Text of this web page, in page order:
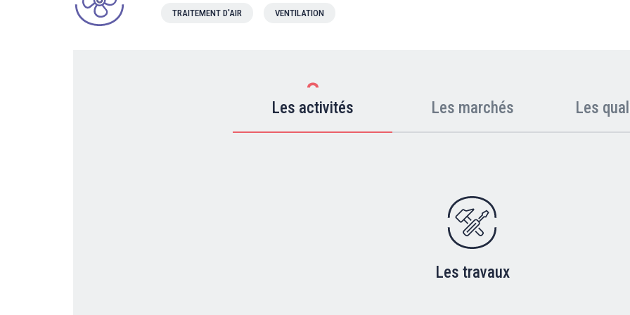
TRAITEMENT D'AIR VENTILATION
Les activités Les marchés Les
Les travaux